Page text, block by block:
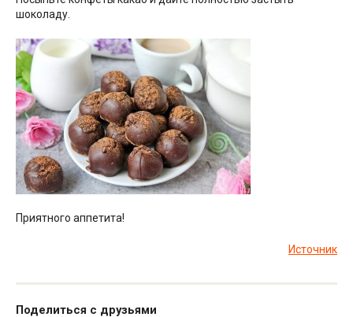
шоколаду.
Приятного аппетита!
Источник
Поделиться с друзьями